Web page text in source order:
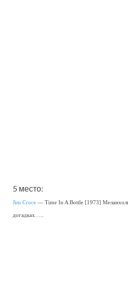
5 место:
Jim Croce — Time In A Bottle [1973]
догадках…..